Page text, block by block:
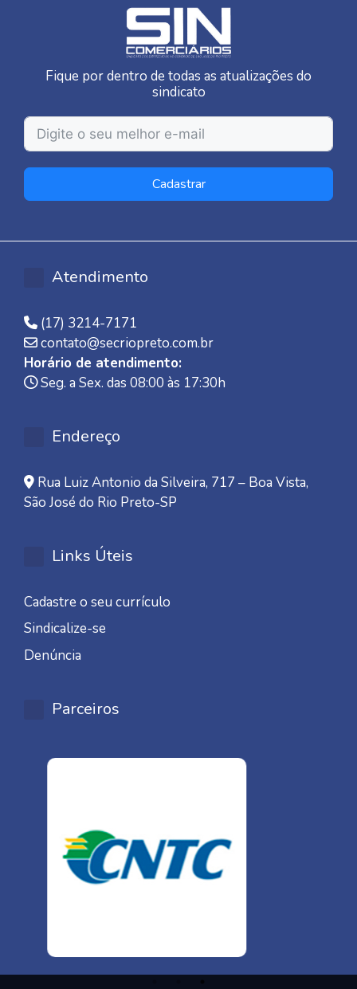
Fique por dentro de todas as atualizações do
sindicato
Cadastrar
Atendimento
(17) 3214-7171
contato@secriopreto.com.br
Horário de atendimento:
Seg. a Sex. das 08:00 às 17:30h
Endereço
Rua Luiz Antonio da Silveira, 717 – Boa Vista,
São José do Rio Preto-SP
Links Úteis
Cadastre o seu currículo
Sindicalize-se
Denúncia
Parceiros